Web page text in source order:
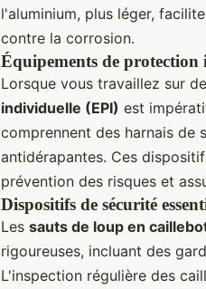
l'aluminium, plus léger,
contre la corrosion.
Équipements de
Lorsque vous travaillez sur
individuelle (EPI) est
comprennent des harnais de
antidérapantes. Ces
prévention des risques et
Dispositifs de sécurité
Les sauts de loup en
rigoureuses, incluant des
L'inspection régulière des